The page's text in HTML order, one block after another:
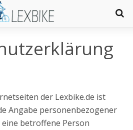
der Lexbike.de ist
Angabe personenbezogener
betroffene Person